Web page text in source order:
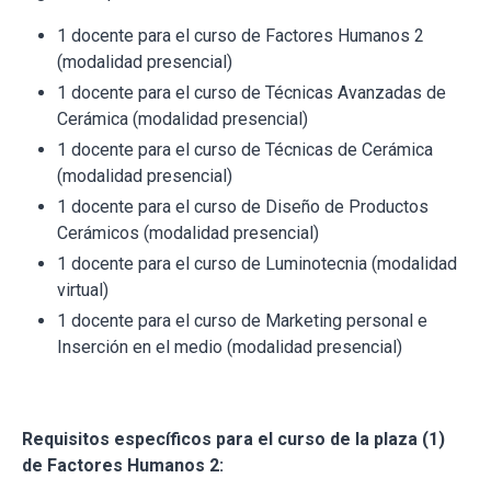
1 docente para el curso de Factores Humanos 2
(modalidad presencial)
1 docente para el curso de Técnicas Avanzadas de
Cerámica (modalidad presencial)
1 docente para el curso de Técnicas de Cerámica
(modalidad presencial)
1 docente para el curso de Diseño de Productos
Cerámicos (modalidad presencial)
1 docente para el curso de Luminotecnia (modalidad
virtual)
1 docente para el curso de Marketing personal e
Inserción en el medio (modalidad presencial)
Requisitos específicos para el curso de la plaza (1)
de Factores Humanos 2: